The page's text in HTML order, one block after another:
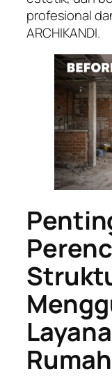
profesional
ARCHIKANDI.